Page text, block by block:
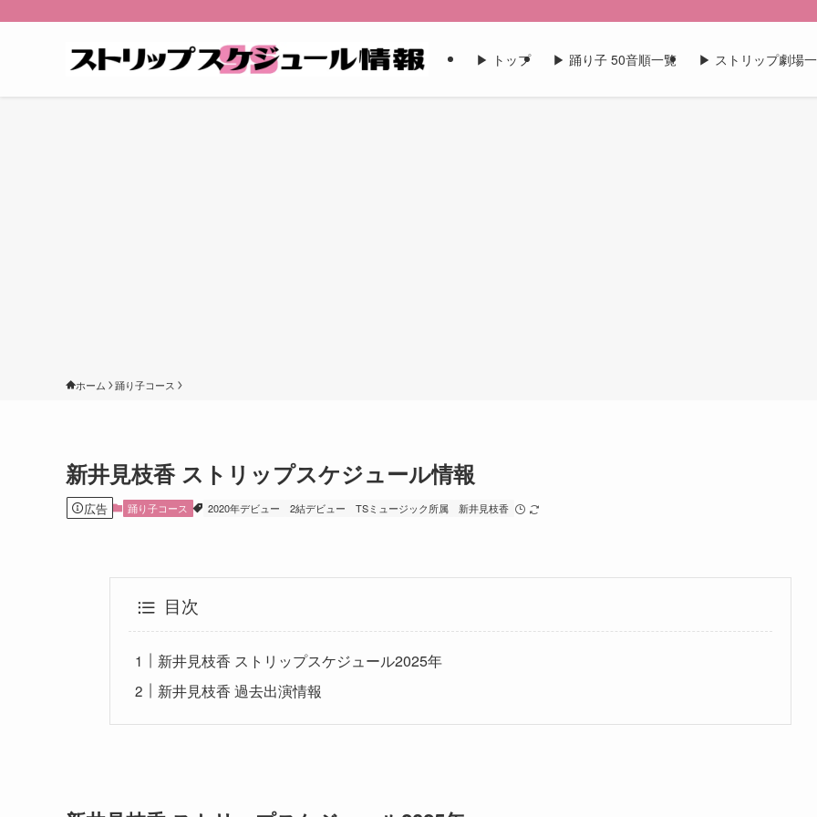
▶︎ トップ ▶︎ 踊り子 50音順一覧 ▶︎ ストリップ劇場
ホーム 踊り子コース
新井見枝香 ストリップスケジュール情報
広告 踊り子コース 2020年デビュー 2結デビュー TSミュージック所属 新井見枝香
目次
新井見枝香 ストリップスケジュール2025年
新井見枝香 過去出演情報